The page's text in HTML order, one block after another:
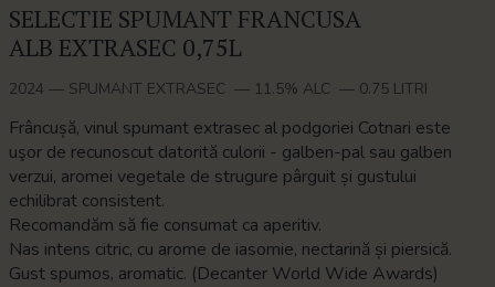
SELECTIE SPUMANT FRANCUSA
ALB EXTRASEC 0,75L
2024 — SPUMANT EXTRASEC — 11.5% ALC — 0.75 LITRI
Frâncușă, vinul spumant extrasec al podgoriei Cotnari este
uşor de recunoscut datorită culorii - galben-pal sau galben
verzui, aromei vegetale de strugure pârguit și gustului
echilibrat consistent.
Recomandăm să fie consumat ca aperitiv.
Nas intens citric, cu arome de iasomie, nectarină și piersică.
Gust spumos, aromatic. (Decanter World Wide Awards)